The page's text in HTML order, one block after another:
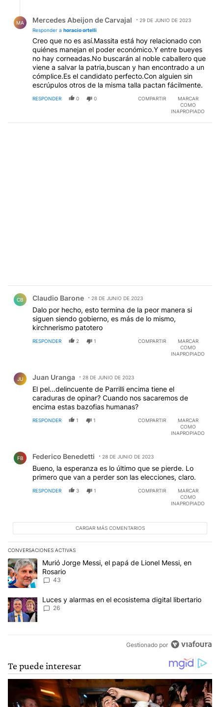
MA Mercedes Abeijon de Carvajal
29 DE JUNIO DE 2023
Responder a horacio ortelli
Creo que no es así.Massita está hoy relacionado con
quiénes manejan el poder económico.Y entre bueyes
no hay corneadas.No buscarán al noble caballero que
viene a salvar la patria,buscan y han encontrado a un
cómplice.Es el candidato perfecto.Con alguien sin
escrúpulos otros de la misma talla pactan fácilmente.
RESPONDER 0 0 COMPARTIR
MARCAR
COMO
INAPROPIADO
CB Claudio Barone 28 DE JUNIO DE 2023
Dalo por hecho, esto termina de la peor manera si
siguen siendo gobierno, es más de lo mismo,
kirchnerismo patotero
RESPONDER 2 1 COMPARTIR
MARCAR
COMO
INAPROPIADO
JU Juan Uranga 28 DE JUNIO DE 2023
El pel...delincuente de Parrilli encima tiene el
caraduras de opinar? Cuando nos sacaremos de
encima estas bazofias humanas?
RESPONDER 1 1 COMPARTIR
MARCAR
COMO
INAPROPIADO
FB Federico Benedetti 28 DE JUNIO DE 2023
Bueno, la esperanza es lo último que se pierde. Lo
primero que van a perder son las elecciones, claro.
RESPONDER 3 1 COMPARTIR
MARCAR
COMO
INAPROPIADO
CARGAR MÁS COMENTARIOS
CONVERSACIONES ACTIVAS
Este listado muestra los artículos con más comentarios en los
Un artículo de tendencia con el título "Murió Jorge Messi, el
Murió Jorge Messi, el papá de Lionel Messi, en
Rosario
43
Un artículo de tendencia con el título "Luces y alarmas en el
Luces y alarmas en el ecosistema digital libertario
26
Gestionado por